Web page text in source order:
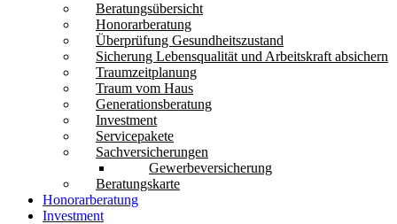
Beratungsübersicht
Honorarberatung
Überprüfung Gesundheitszustand
Sicherung Lebensqualität und Arbeitskraft absichern
Traumzeitplanung
Traum vom Haus
Generationsberatung
Investment
Servicepakete
Sachversicherungen
Gewerbeversicherung
Beratungskarte
Honorarberatung
Investment